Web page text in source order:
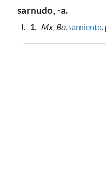
sarnudo, -a.
I. 1. Mx, Bo.sarniento.